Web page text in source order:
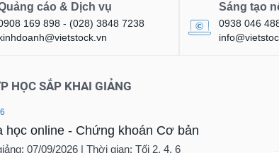
cáo & Dịch vụ
169 898 - (028) 3848 7238
Sáng tạo
0938 046
HỌC SẮP KHAI GIẢNG
học online - Chứng khoán Cơ bản
07/09/2026 | Thời gian: Tối 2, 4, 6